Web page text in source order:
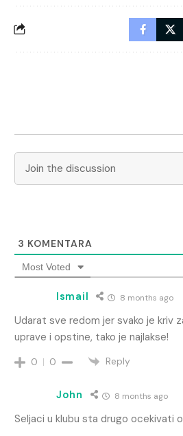
3 KOMENTARA
Most Voted
Ismail 8 months ago
Udarat sve redom jer svako je kriv
uprave i opstine, tako je najlakse!
0 0 Reply
John 8 months ago
Seljaci u klubu sta drugo ocekivati